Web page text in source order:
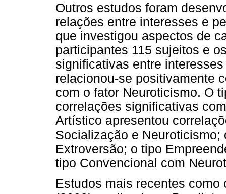
Outros estudos foram
relações entre interesses e
que investigou aspectos de
participantes 115 sujeitos e
significativas entre
relacionou-se positivamente
com o fator Neuroticismo. O
correlações significativas
Artístico apresentou
Socialização e
Extroversão; o tipo
tipo Convencional com
Estudos mais recentes como